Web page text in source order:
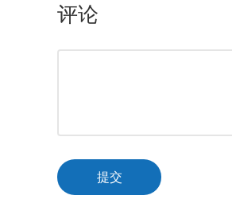
评论
提交